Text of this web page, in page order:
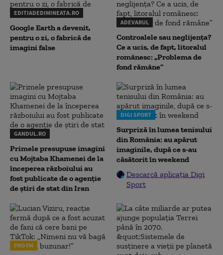
EDITIADEDIMINEATA.RO
Google Earth a devenit,
pentru o zi, o fabrică de
imagini false
ADEVARUL
Controalele sau neglijența?
Ce a ucis, de fapt, litoralul
românesc: „Problema de
fond rămâne”
GANDUL.RO
Primele presupuse imagini
cu Mojtaba Khamenei de la
începerea războiului au
fost publicate de o agenție
de știri de stat din Iran
DIGI SPORT
Surpriză în lumea tenisului
din România: au apărut
imaginile, după ce s-au
căsătorit în weekend
Descarcă aplicația Digi
Sport
PRO FM